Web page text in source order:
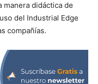
manera didáctica de
del Industrial Edge
compañías.